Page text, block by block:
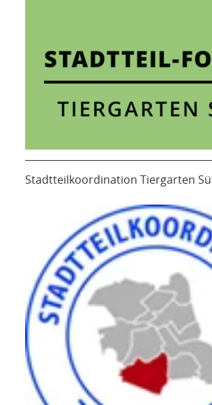
Stadtteilkoordination Tiergarten